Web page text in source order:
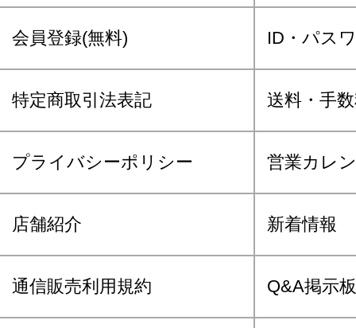
会員登録(無料) ID・パス
特定商取引法表記 送料・手
プライバシーポリシー 営業カレ
店舗紹介 新着情報
通信販売利用規約 Q&A掲示板